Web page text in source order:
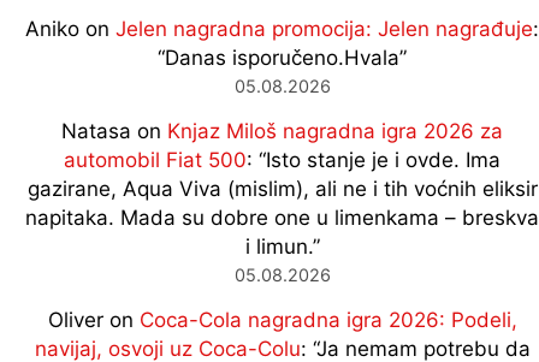
Aniko on Jelen nagradna promocija: Jelen nagrađuje:
“Danas isporučeno.Hvala”
05.08.2026
Natasa on Knjaz Miloš nagradna igra 2026 za
automobil Fiat 500: “Isto stanje je i ovde. Ima
gazirane, Aqua Viva (mislim), ali ne i tih voćnih eliksir
napitaka. Mada su dobre one u limenkama – breskva
i limun.”
05.08.2026
Oliveron Coca-Cola nagradna igra 2026: Podeli,
navijaj, osvoji uz Coca-Colu: “Ja nemam potrebu da